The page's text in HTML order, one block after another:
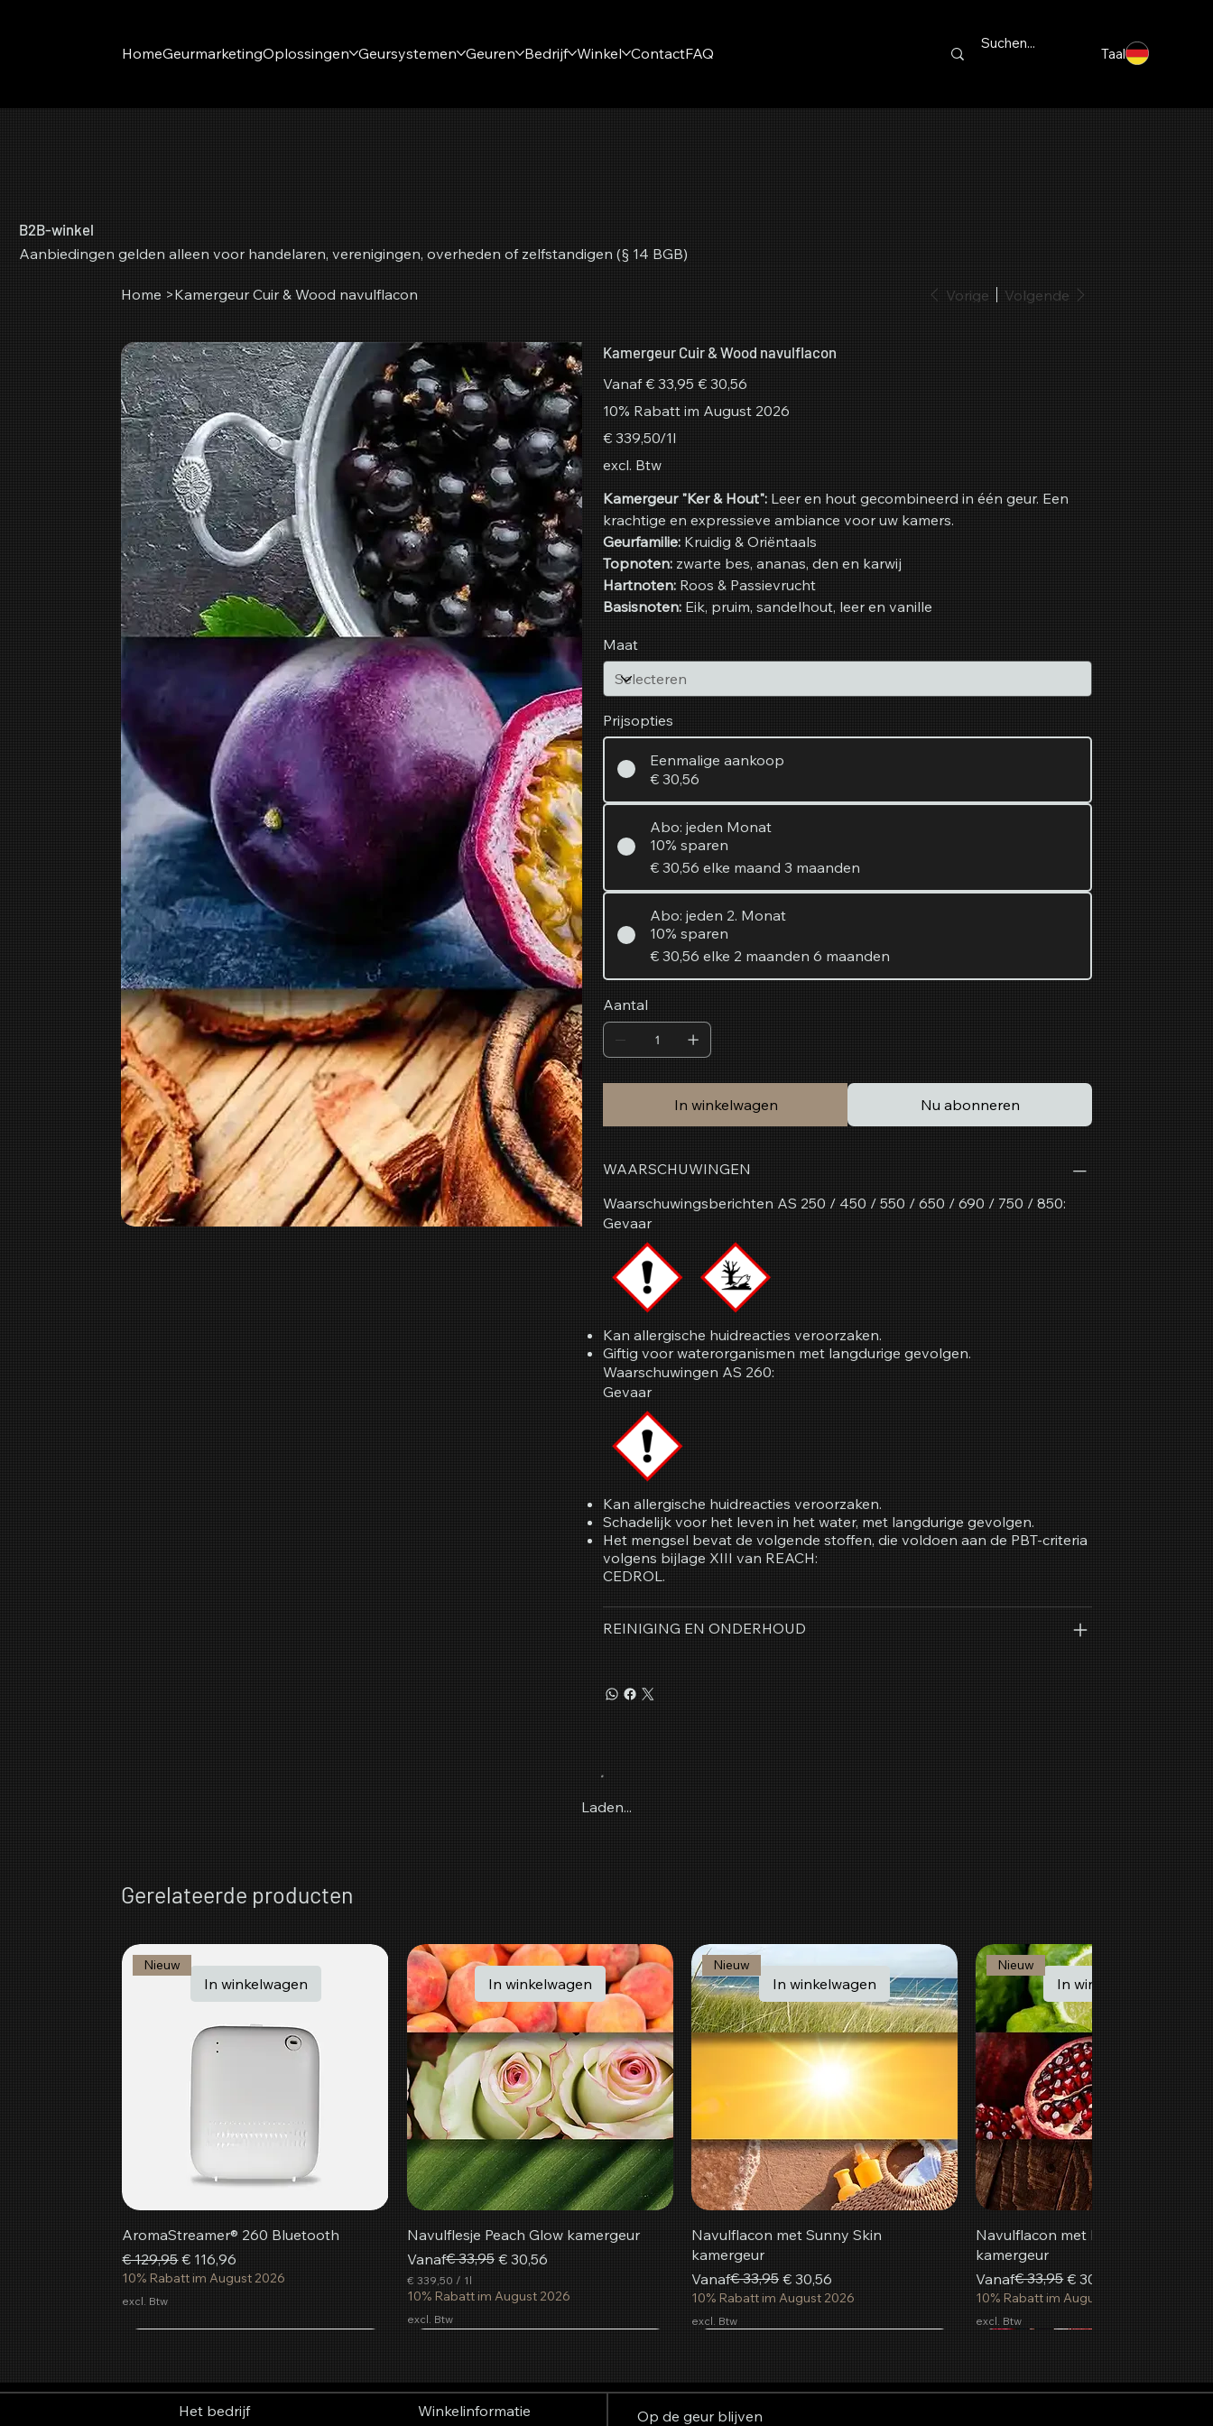
HomeGeurmarketingOplossingen Geursystemen Geuren Bedrijf Winkel ContactFAQ Taal
B2B-winkel
Aanbiedingen gelden alleen voor handelaren, verenigingen, overheden of zelfstandigen (§ 14 BGB)
Home >Kamergeur Cuir & Wood navulflacon Vorige Volgende
Kamergeur Cuir & Wood navulflacon
Vanaf
Originele
prijs
€ 33,95 Verkoopprijs
€ 30,56
10% Rabatt im August 2026
€ 339,50
per
Liter
€ 339,50/1l
excl. Btw
Kamergeur "Ker & Hout": Leer en hout gecombineerd in één geur. Een
krachtige en expressieve ambiance voor uw kamers.
Geurfamilie: Kruidig & Oriëntaals
Topnoten: zwarte bes, ananas, den en karwij
Hartnoten: Roos & Passievrucht
Basisnoten: Eik, pruim, sandelhout, leer en vanille
Maat
Prijsopties
Eenmalige aankoop
€ 30,56
Abo: jeden Monat
10% sparen
€ 30,56 elke maand 3 maanden
Abo: jeden 2. Monat
10% sparen
€ 30,56 elke 2 maanden 6 maanden
Aantal
In winkelwagen Nu abonneren
WAARSCHUWINGEN
Waarschuwingsberichten AS 250 / 450 / 550 / 650 / 690 / 750 / 850:
Gevaar
Kan allergische huidreacties veroorzaken.
Giftig voor waterorganismen met langdurige gevolgen.
Waarschuwingen AS 260:
Gevaar
Kan allergische huidreacties veroorzaken.
Schadelijk voor het leven in het water, met langdurige gevolgen.
Het mengsel bevat de volgende stoffen, die voldoen aan de PBT-criteria
volgens bijlage XIII van REACH:
CEDROL.
REINIGING EN ONDERHOUD
Laden...
Gerelateerde producten
In winkelwagen
Nieuw
AromaStreamer® 260 Bluetooth
Normale prijs
€ 129,95Verkoopprijs
€ 116,96
10% Rabatt im August 2026
excl. Btw
In winkelwagen
Navulflesje Peach Glow kamergeur
Vanaf
Normale prijs
€ 33,95 € 30,56
Verkoopprijs
€ 339,50 / 1l
€
3
5
0
10% Rabatt im August 2026
excl. Btw
In winkelwagen
Nieuw
Navulflacon met Sunny Skin
kamergeur
Vanaf
Normale prijs
€ 33,95 € 30,56
Verkoopprijs
10% Rabatt im August 2026
excl. Btw
In winkelwagen
Nieuw
Navulflacon met Ruby Summer
kamergeur
Vanaf
Normale prijs
€ 33,95 € 30,56
Verkoopprijs
10% Rabatt im August 2026
excl. Btw
Het bedrijf Winkelinformatie Op de geur blijven